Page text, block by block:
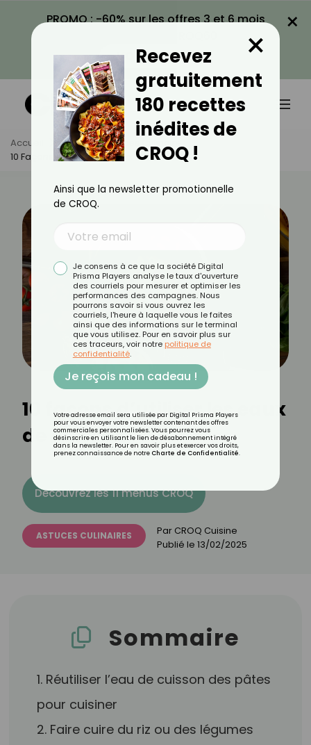
PROMO : -60% sur les offres 3 et 6 mois
VOIR LA PROMO
×
Accueil Actus
Astuces Culinaires
10 Façons D’utiliser Les Eaux De Cuisson
10 façons d’utiliser les eaux
de cuisson
Découvrez les 11 menus CROQ
ASTUCES CULINAIRES Par CROQ Cuisine
Publié le 13/02/2025
Sommaire
1. Réutiliser l’eau de cuisson des pâtes
pour cuisiner
2. Faire cuire du riz ou des légumes
Recevez
gratuitement
180 recettes
inédites de
CROQ !
×
Ainsi que la newsletter promotionnelle
de CROQ.
Je consens à ce que la société Digital
Prisma Players analyse le taux d'ouverture
des courriels pour mesurer et optimiser les
performances des campagnes. Nous
pourrons savoir si vous ouvrez les
courriels, l'heure à laquelle vous le faites
ainsi que des informations sur le terminal
que vous utilisez. Pour en savoir plus sur
ces traceurs, voir notre politique de
confidentialité.
Je reçois mon cadeau !
Votre adresse email sera utilisée par Digital Prisma Players
pour vous envoyer votre newsletter contenant des offres
commerciales personnalisées. Vous pourrez vous
désinscrire en utilisant le lien de désabonnement intégré
dans la newsletter. Pour en savoir plus et exercer vos droits,
prenez connaissance de notre Charte de Confidentialité.